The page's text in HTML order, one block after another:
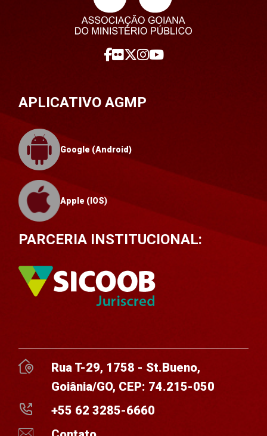
APLICATIVO AGMP
Google (Android)
Apple (IOS)
PARCERIA INSTITUCIONAL:
Rua T-29, 1758 - St.Bueno,
Goiânia/GO, CEP: 74.215-050
+55 62 3285-6660